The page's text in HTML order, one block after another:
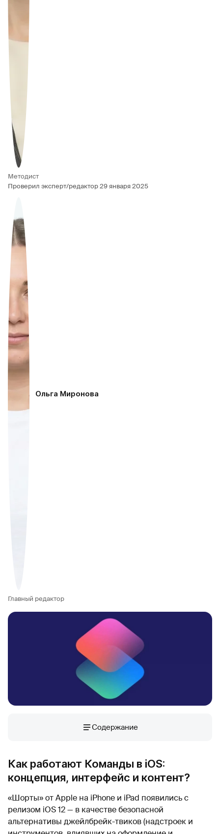
Методист
Проверил эксперт/редактор29 января 2025
Ольга Миронова
Главный редактор
Содержание
Как работают Команды в iOS:
концепция, интерфейс и контент?
«Шорты» от Apple на iPhone и iPad появились с
релизом iOS 12 — в качестве безопасной
альтернативы джейлбрейк-твиков (надстроек и